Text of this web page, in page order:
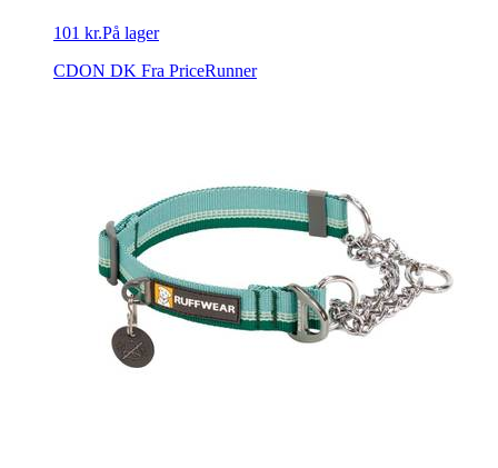
101 kr.På lager
CDON DK Fra PriceRunner